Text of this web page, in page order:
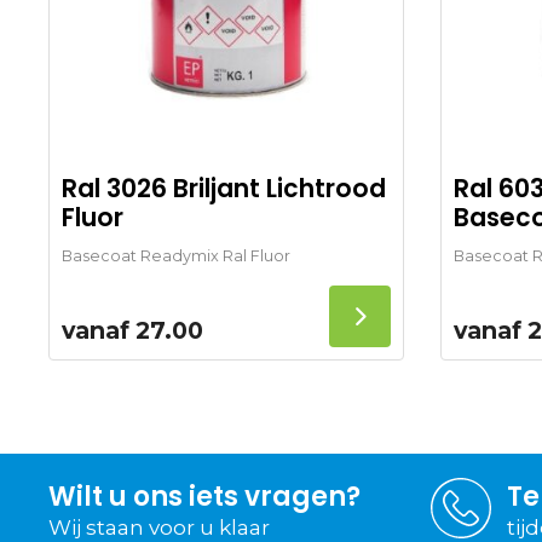
Ral 3026 Briljant Lichtrood
Fluor
Basecoat Readymix Ral Fluor
vanaf 27.00
Ral
Basecoat
vanaf
Wilt u ons iets vragen?
Wij staan voor u klaar